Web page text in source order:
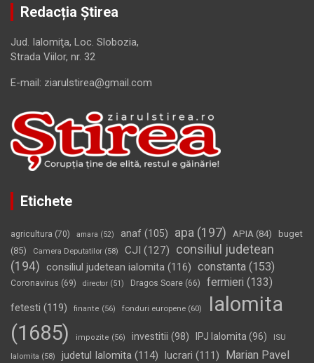
Redacția Știrea
Jud. Ialomiţa, Loc. Slobozia,
Strada Viilor, nr. 32
E-mail: ziarulstirea@gmail.com
Etichete
agricultura (70) amara (52) anaf (105) apa (197) APIA (84)
buget
(85)
Camera Deputatilor (58) CJI (127)
consiliul judetean
(194) consiliul judetean ialomita (116) constanta (153)
Coronavirus (69) director (51) Dragos Soare (66) fermieri (133)
fetesti (119) finante (56) fonduri europene (60)
Ialomita
(1685)
impozite (56) investitii (98) IPJ Ialomita (96) ISU
Ialomita (58) judetul Ialomita (114) lucrari (111)
Marian Pavel